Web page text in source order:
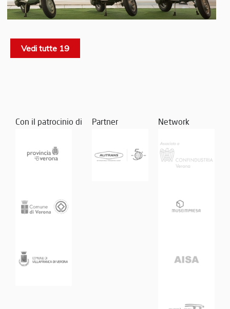
Vedi tutte 19
Con il patrocinio di Partner Network